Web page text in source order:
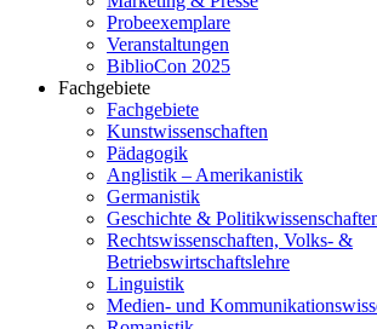
Probeexemplare
Veranstaltungen
BiblioCon 2025
Fachgebiete
Fachgebiete
Kunstwissenschaften
Pädagogik
Anglistik – Amerikanistik
Germanistik
Geschichte &
Rechtswissenschaften, Volks- &
Betriebswirtschaftslehre
Linguistik
Medien- und